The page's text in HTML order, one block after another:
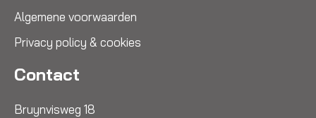
Algemene voorwaarden
Privacy policy & cookies
Contact
Bruynvisweg 18